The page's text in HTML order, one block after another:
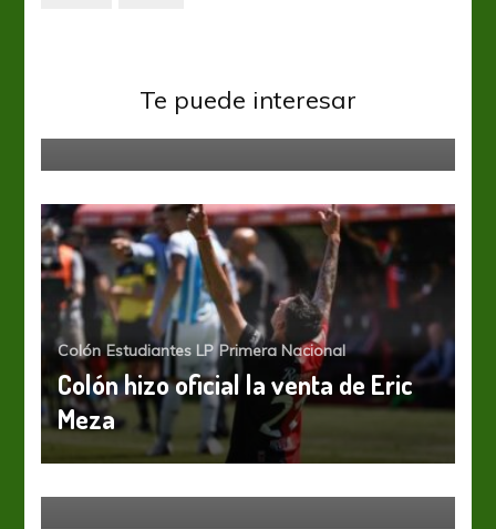
Te puede interesar
Copa Libertadores
Colón Estudiantes LP Primera Nacional
Colón hizo oficial la venta de Eric
Meza
Colón Liga Profesional